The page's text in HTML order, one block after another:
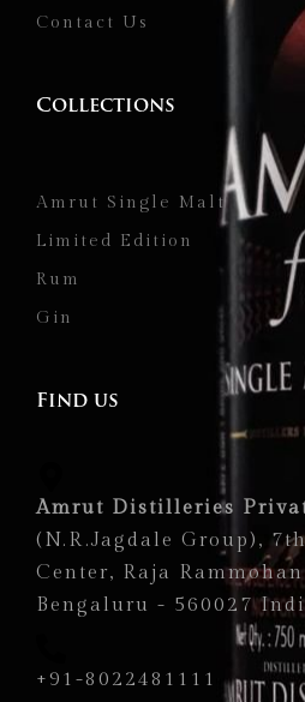
Contact Us
Collections
Amrut Single Malt
Limited Edition
Rum
Gin
Find us
Amrut Distilleries
(N.R.Jagdale Group),
Center, Raja
Bengaluru - 560027
+91-8022481111